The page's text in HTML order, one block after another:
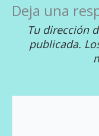
Deja una
Tu dirección
publicada.